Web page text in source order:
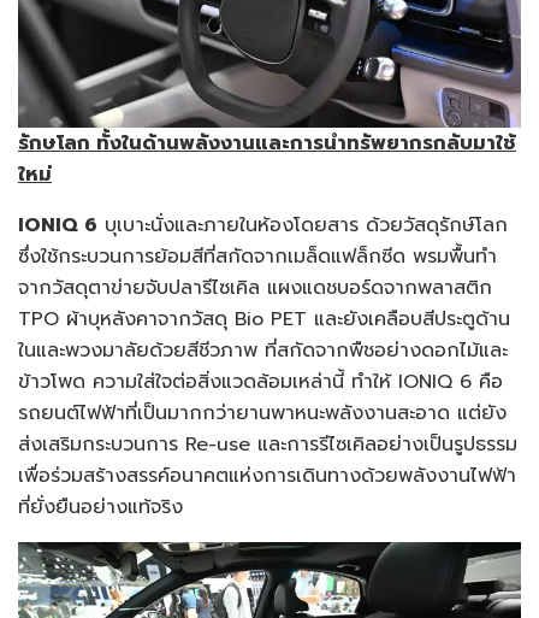
รักษโลก ทั้งในด้านพลังงานและการนำทรัพยากรกลับมาใช้
ใหม่
IONIQ 6 บุเบาะนั่งและภายในห้องโดยสาร ด้วยวัสดุรักษ์โลก
ซึ่งใช้กระบวนการย้อมสีที่สกัดจากเมล็ดแฟล็กซีด พรมพื้นทำ
จากวัสดุตาข่ายจับปลารีไซเคิล แผงแดชบอร์ดจากพลาสติก
TPO ผ้าบุหลังคาจากวัสดุ Bio PET และยังเคลือบสีประตูด้าน
ในและพวงมาลัยด้วยสีชีวภาพ ที่สกัดจากพืชอย่างดอกไม้และ
ข้าวโพด ความใส่ใจต่อสิ่งแวดล้อมเหล่านี้ ทำให้ IONIQ 6 คือ
รถยนต์ไฟฟ้าที่เป็นมากกว่ายานพาหนะพลังงานสะอาด แต่ยัง
ส่งเสริมกระบวนการ Re-use และการรีไซเคิลอย่างเป็นรูปธรรม
เพื่อร่วมสร้างสรรค์อนาคตแห่งการเดินทางด้วยพลังงานไฟฟ้า
ที่ยั่งยืนอย่างแท้จริง